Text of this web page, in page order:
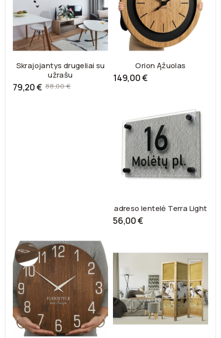
Skrajojantys drugeliai su
užrašu
79,20 € Bazinė
88,00 €
Orion Ąžuolas
149,00 €
adreso lentelė Terra Light
56,00 €